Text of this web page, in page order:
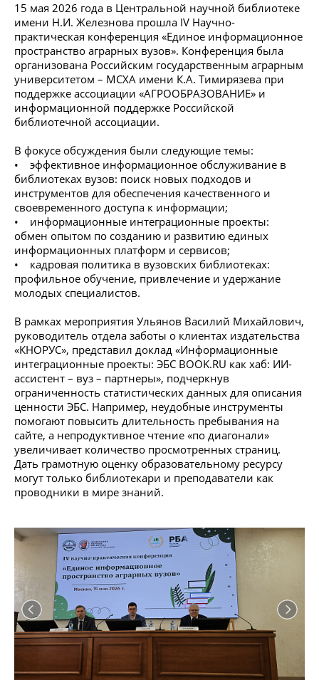
15 мая 2026 года в Центральной научной библиотеке
имени Н.И. Железнова прошла IV Научно-
практическая конференция «Единое информационное
пространство аграрных вузов». Конференция была
организована Российским государственным аграрным
университетом – МСХА имени К.А. Тимирязева при
поддержке ассоциации «АГРООБРАЗОВАНИЕ» и
информационной поддержке Российской
библиотечной ассоциации.
В фокусе обсуждения были следующие темы:
• эффективное информационное обслуживание в
библиотеках вузов: поиск новых подходов и
инструментов для обеспечения качественного и
своевременного доступа к информации;
• информационные интеграционные проекты:
обмен опытом по созданию и развитию единых
информационных платформ и сервисов;
• кадровая политика в вузовских библиотеках:
профильное обучение, привлечение и удержание
молодых специалистов.
В рамках мероприятия Ульянов Василий Михайлович,
руководитель отдела заботы о клиентах издательства
«КНОРУС», представил доклад «Информационные
интеграционные проекты: ЭБС BOOK.RU как хаб: ИИ-
ассистент – вуз – партнеры», подчеркнув
ограниченность статистических данных для описания
ценности ЭБС. Например, неудобные инструменты
помогают повысить длительность пребывания на
сайте, а непродуктивное чтение «по диагонали»
увеличивает количество просмотренных страниц.
Дать грамотную оценку образовательному ресурсу
могут только библиотекари и преподаватели как
проводники в мире знаний.